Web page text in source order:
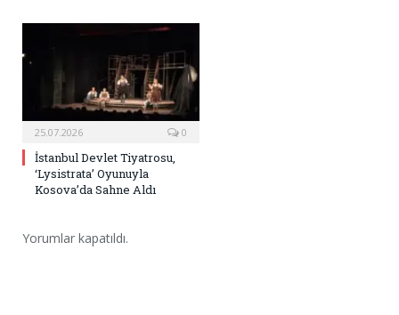
25.07.2026 0
İstanbul Devlet Tiyatrosu,
‘Lysistrata’ Oyunuyla
Kosova’da Sahne Aldı
Yorumlar kapatıldı.